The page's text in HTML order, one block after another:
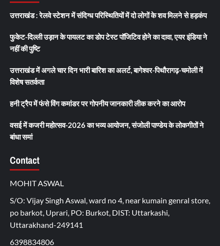
उत्तराखंड : रेलवे स्टेशन में संदिग्ध परिस्थितियों में दो लोगों के शव मिलने से हड़कंप
फुकेट-दिल्ली उड़ान के पायलट का डोप टेस्ट पॉजिटिव होने का दावा, एयर इंडिया ने
नहीं की पुष्टि
उत्तराखंड में अगले चार दिन भारी बारिश का अलर्ट, बागेश्वर-पिथौरागढ़-चमोली में
विशेष सतर्कता
हनी ट्रैप में फंसे विंग कमांडर पर गोपनीय जानकारी लीक करने का आरोप
वसई में कजरी महोत्सव-2026 का भव्य आयोजन, संजोली पाण्डेय के लोकगीतों ने
बांधा समां
Contact
MOHIT ASWAL
S/O: Vijay Singh Aswal, ward no 4, near kumain genral store,
po barkot, Uprari, PO: Burkot, DIST: Uttarkashi,
Uttarakhand-249141
6398834806